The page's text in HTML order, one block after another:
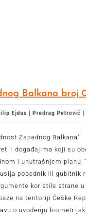
Balkana broj
Ejdus | Predrag Petrović |
Zapadnog Balkana"
događajima koji su
i unutrašnjem planu.
pobednik ili gubitnik
koristile strane u
na teritoriji Češke
o uvođenju